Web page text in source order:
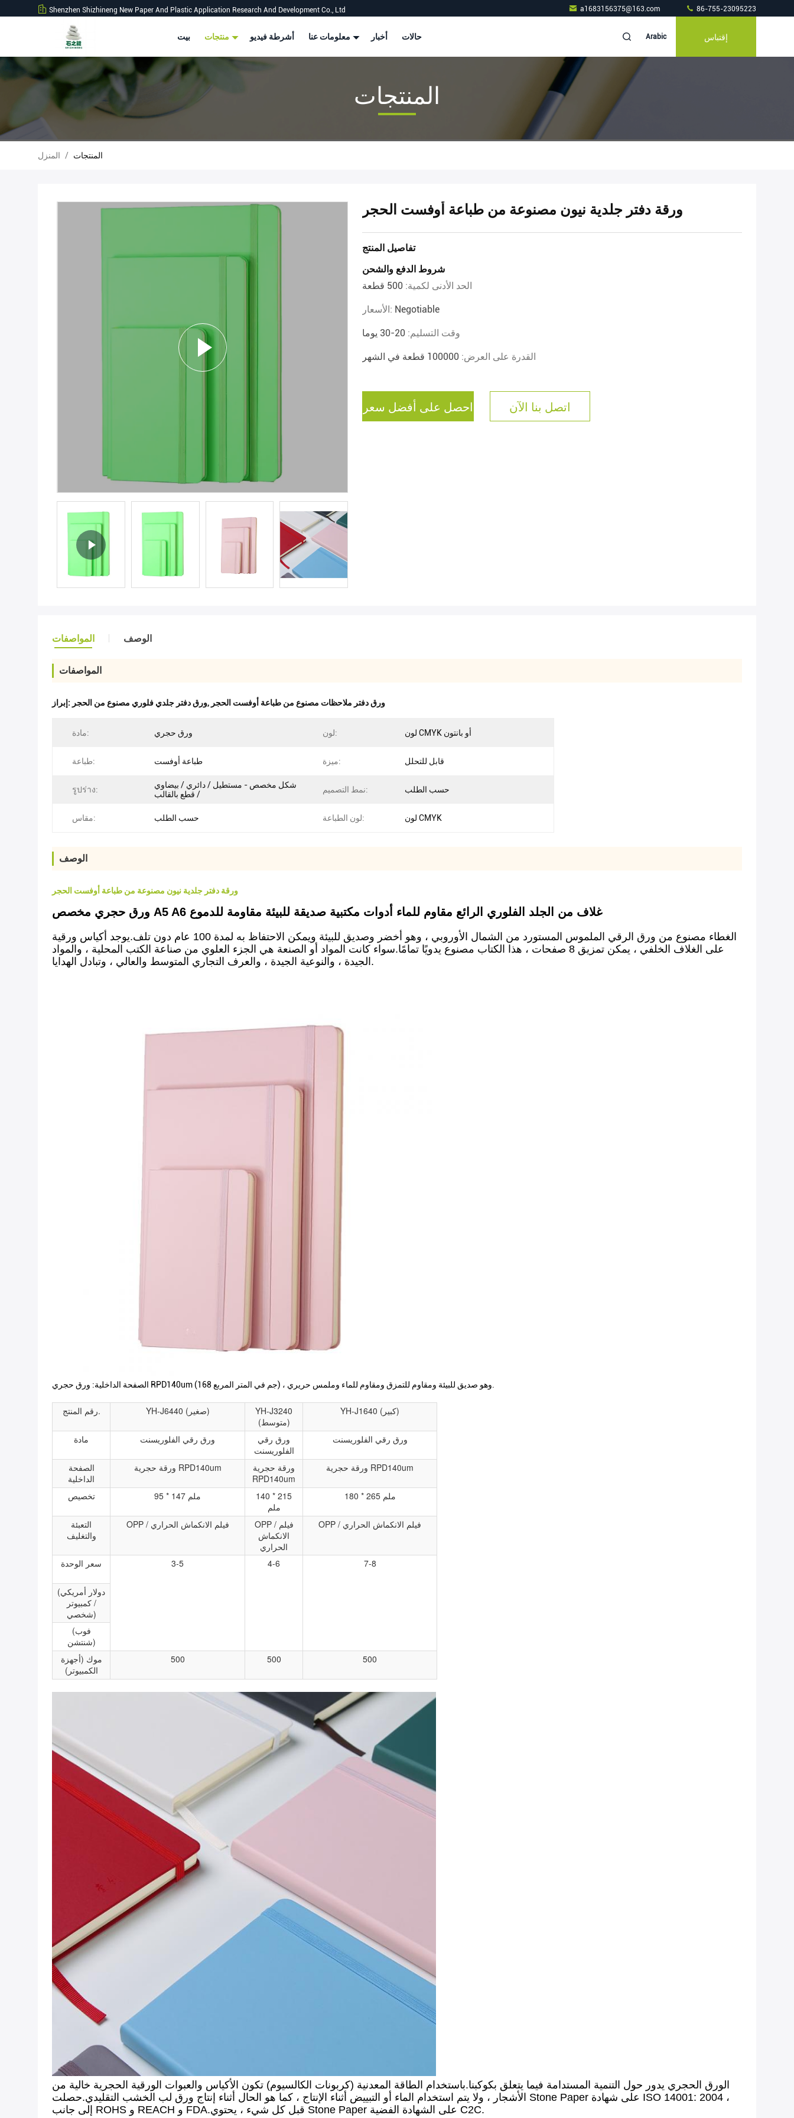
Shenzhen Shizhineng New Paper And Plastic Application Research And Development Co., Ltd a1683156375@163.com 86-755-23095223
بيت أشرطة فيديو أخبار حالات Arabic إقتباس
المنتجات
المنزل / المنتجات
ورقة دفتر جلدية نيون مصنوعة من طباعة أوفست الحجر
تفاصيل المنتج
شروط الدفع والشحن
الحد الأدنى لكمية: 500 قطعة
الأسعار: Negotiable
وقت التسليم: 20-30 يوما
القدرة على العرض: 100000 قطعة في الشهر
احصل على أفضل سعر اتصل بنا الآن
المواصفات الوصف
المواصفات
إبراز: ورق دفتر جلدي فلوري مصنوع من الحجر, ورق دفتر ملاحظات مصنوع من طباعة أوفست الحجر
مادة: ورق حجري لون: لون CMYK أو بانتون
طباعة: طباعة أوفست ميزة: قابل للتحلل
รูปร่าง:
شكل مخصص - مستطيل / دائري / بيضاوي
/ قطع بالقالب
نمط التصميم: حسب الطلب
مقاس: حسب الطلب لون الطباعة: لون CMYK
الوصف
ورقة دفتر جلدية نيون مصنوعة من طباعة أوفست الحجر
ورق حجري مخصص A5 A6 غلاف من الجلد الفلوري الرائع مقاوم للماء أدوات مكتبية صديقة للبيئة مقاومة للدموع
الغطاء مصنوع من ورق الرقي الملموس المستورد من الشمال الأوروبي ، وهو أخضر وصديق للبيئة ويمكن الاحتفاظ به لمدة 100 عام دون تلف.يوجد أكياس ورقية
على الغلاف الخلفي ، يمكن تمزيق 8 صفحات ، هذا الكتاب مصنوع يدويًا تمامًا.سواء كانت المواد أو الصنعة هي الجزء العلوي من صناعة الكتب المحلية ، والمواد
الجيدة ، والنوعية الجيدة ، والعرف التجاري المتوسط ​​والعالي ، وتبادل الهدايا.
الصفحة الداخلية: ورق حجري RPD140um (168 جم في المتر المربع) ، وهو صديق للبيئة ومقاوم للتمزق ومقاوم للماء وملمس حريري.
رقم المنتج. YH-J6440 (صغير)
YH-J3240
(متوسط)
YH-J1640 (كبير)
مادة ورق رقي الفلوريسنت
ورق رقي
الفلوريسنت
ورق رقي الفلوريسنت
الصفحة
الداخلية
ورقة حجرية RPD140um
ورقة حجرية
RPD140um
ورقة حجرية RPD140um
تخصيص 95 * 147 ملم
140 * 215
ملم
180 * 265 ملم
التعبئة
والتغليف
OPP / فيلم الانكماش الحراري
OPP / فيلم
الانكماش
الحراري
OPP / فيلم الانكماش الحراري
سعر الوحدة 3-5 4-6 7-8
(دولار أمريكي
/ كمبيوتر
شخصي)
(فوب
شنتشن)
موك (أجهزة
الكمبيوتر)
500 500 500
الورق الحجري يدور حول التنمية المستدامة فيما يتعلق بكوكبنا.باستخدام الطاقة المعدنية (كربونات الكالسيوم) تكون الأكياس والعبوات الورقية الحجرية خالية من
الأشجار ، ولا يتم استخدام الماء أو التبييض أثناء الإنتاج ، كما هو الحال أثناء إنتاج ورق لب الخشب التقليدي.حصلت Stone Paper على شهادة ISO 14001: 2004 ،
إلى جانب ROHS و REACH و FDA.قبل كل شيء ، يحتوي Stone Paper على الشهادة الفضية C2C.